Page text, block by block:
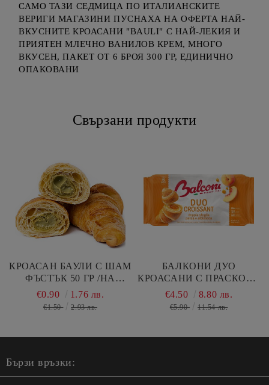
САМО ТАЗИ СЕДМИЦА ПО ИТАЛИАНСКИТЕ
ВЕРИГИ МАГАЗИНИ ПУСНАХА НА ОФЕРТА НАЙ-
ВКУСНИТЕ КРОАСАНИ "BAULI" С НАЙ-ЛЕКИЯ И
ПРИЯТЕН МЛЕЧНО ВАНИЛОВ КРЕМ, МНОГО
ВКУСЕН, ПАКЕТ ОТ 6 БРОЯ 300 ГР, ЕДИНИЧНО
ОПАКОВАНИ
Свързани продукти
КРОАСАН БАУЛИ С ШАМ
ФЪСТЪК 50 ГР /НА
БРОЙКА/
€0.90 1.76 лв.
€1.50 2.93 лв.
БАЛКОНИ ДУО
КРОАСАНИ С ПРАСКОВА
И КАЙСИЯ 6 БР В
ПАКЕТ
€4.50 8.80 лв.
€5.90 11.54 лв.
Бързи връзки: